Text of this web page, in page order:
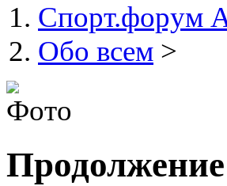
Спорт.форум
Обо всем >